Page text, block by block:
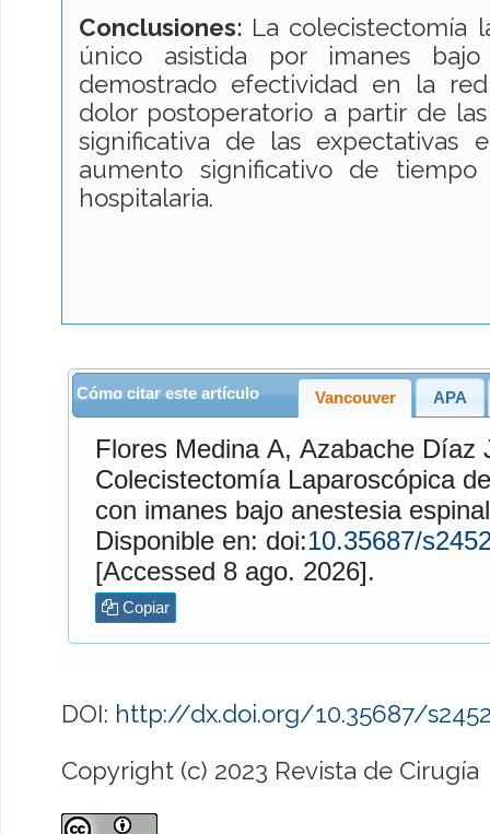
Conclusiones: La colecistectomía
único asistida por imanes
demostrado efectividad en la
dolor postoperatorio a partir de
significativa de las expectativas
aumento significativo de
hospitalaria.
Cómo citar este artículo Vancouver APA
Flores MedinaA, Azabache Díaz J.
Colecistectomía Laparoscópica
con imanes bajo anestesia
Disponible en: doi:10.35687/
[Accessed 8 ago. 2026].
Copiar
DOI: http://dx.doi.org/10.35687/
Copyright (c) 2023 Revista de Cirugía